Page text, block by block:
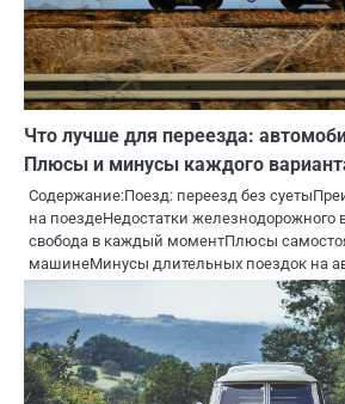
Что лучше для переезда:
Плюсы и минусы каждого
Содержание:Поезд: переезд без
на поездеНедостатки железнодорожного
свобода в каждый моментПлюсы
машинеМинусы длительных поездок на